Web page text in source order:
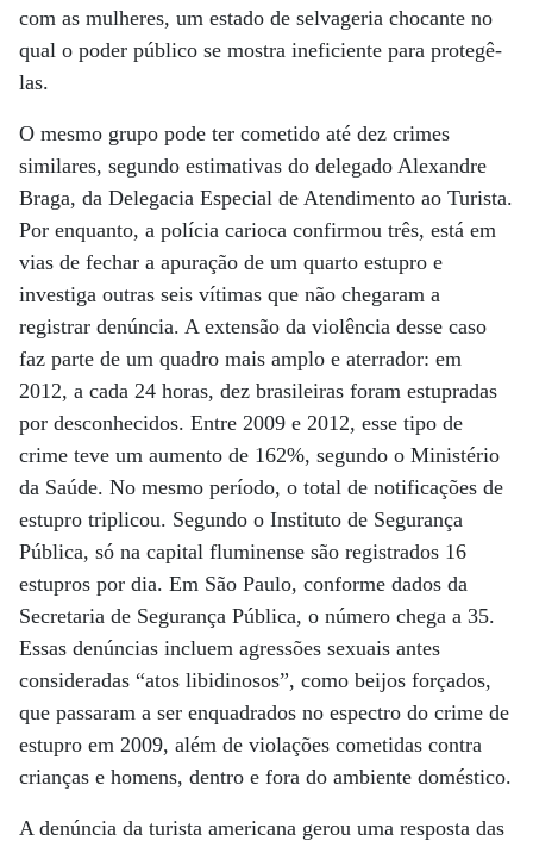
com as mulheres, um estado de selvageria chocante no
qual o poder público se mostra ineficiente para protegê-
las.
O mesmo grupo pode ter cometido até dez crimes
similares, segundo estimativas do delegado Alexandre
Braga, da Delegacia Especial de Atendimento ao Turista.
Por enquanto, a polícia carioca confirmou três, está em
vias de fechar a apuração de um quarto estupro e
investiga outras seis vítimas que não chegaram a
registrar denúncia. A extensão da violência desse caso
faz parte de um quadro mais amplo e aterrador: em
2012, a cada 24 horas, dez brasileiras foram estupradas
por desconhecidos. Entre 2009 e 2012, esse tipo de
crime teve um aumento de 162%, segundo o Ministério
da Saúde. No mesmo período, o total de notificações de
estupro triplicou. Segundo o Instituto de Segurança
Pública, só na capital fluminense são registrados 16
estupros por dia. Em São Paulo, conforme dados da
Secretaria de Segurança Pública, o número chega a 35.
Essas denúncias incluem agressões sexuais antes
consideradas “atos libidinosos”, como beijos forçados,
que passaram a ser enquadrados no espectro do crime de
estupro em 2009, além de violações cometidas contra
crianças e homens, dentro e fora do ambiente doméstico.
A denúncia da turista americana gerou uma resposta das